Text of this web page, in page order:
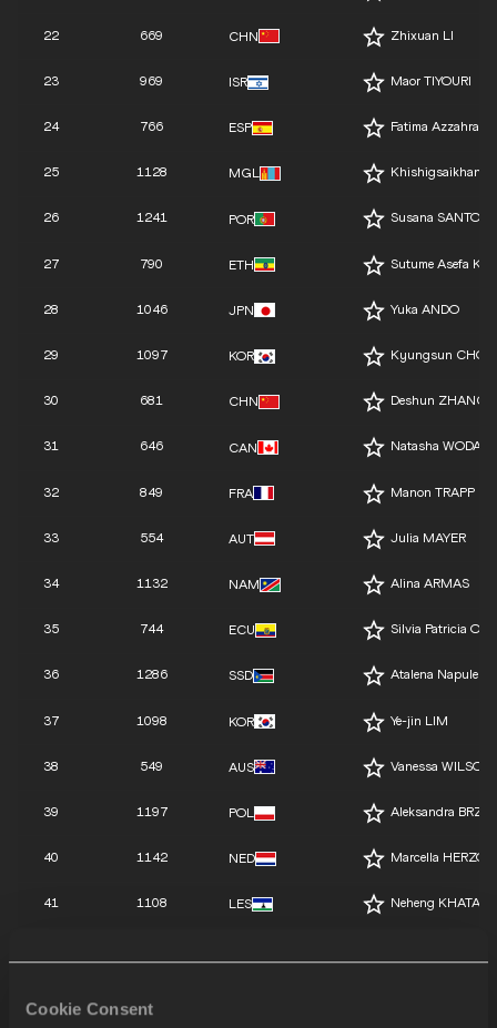
Cookie Consent
22 669 CHN Zhixuan LI
23 969 ISR Maor TIYOURI
24 766 ESP Fatima Azzahraa
25 1128 MGL Khishigsaikhan
26 1241 POR Susana SANTOS
27 790 ETH Sutume Asefa
28 1046 JPN Yuka ANDO
29 1097 KOR Kyungsun CHOI
30 681 CHN Deshun ZHANG
31 646 CAN Natasha WODAK
32 849 FRA Manon TRAPP
33 554 AUT Julia MAYER
34 1132 NAM Alina ARMAS
35 744 ECU Silvia Patricia
36 1286 SSD Atalena Napule
37 1098 KOR Ye-jin LIM
38 549 AUS Vanessa WILSON
39 1197 POL Aleksandra
40 1142 NED Marcella HERZOG
41 1108 LES Neheng KHATALA